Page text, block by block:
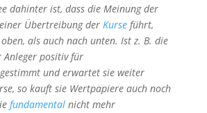
dahinter ist, dass die Meinung der
Übertreibung der Kurseführt,
als auch nach unten. Ist z. B. die
positiv für
und erwartet sie weiter
so kauft sie Wertpapiere auch noch
fundamentalnicht mehr